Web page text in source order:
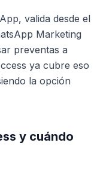
valida desde el
Marketing
preventas a
ya cubre eso
la opción
y cuándo